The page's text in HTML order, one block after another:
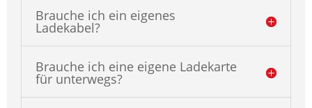
Brauche ich ein eigenes
Ladekabel?
Brauche ich eine eigene Ladekarte
für unterwegs?